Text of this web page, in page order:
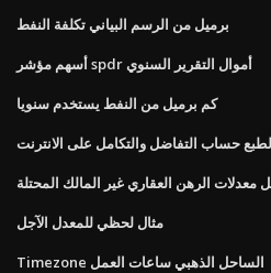
برميل من الرسم البياني تكلفة النفط
أسهم مؤشر spdr أموال التقرير السنوي
كم برميل من النفط يستخدم سنويا
حساب التفاضل والتكامل على الانترنت
معدلات الرهن العقاري غير المالك المحتلة
مثال لحظي للمعدل الآجل
Timezone الساحل الذهبي ساعات العمل